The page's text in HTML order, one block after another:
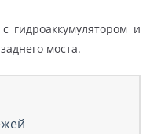
гидроаккумулятором и
моста.